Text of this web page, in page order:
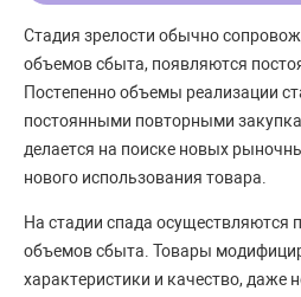
Стадия зрелости обычно
объемов сбыта, появляются
Постепенно объемы реализации
постоянными повторными
делается на поиске новых
нового использования товара.
На стадии спада
объемов сбыта. Товары
характеристики и качество, даже